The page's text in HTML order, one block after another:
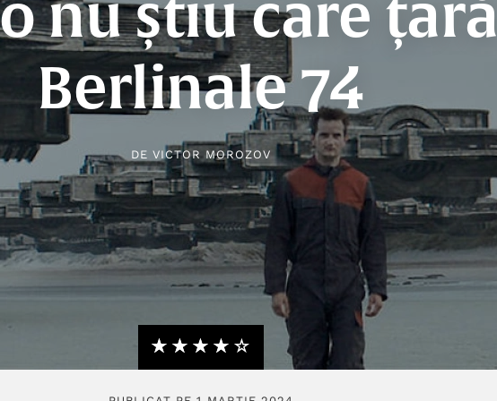
nu știu care țară |
Berlinale 74
DE VICTOR MOROZOV
★★★★★
☆☆☆☆☆